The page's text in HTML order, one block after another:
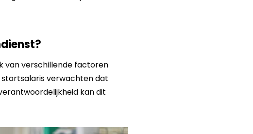
van verschillende factoren
startsalaris verwachten dat
kan dit